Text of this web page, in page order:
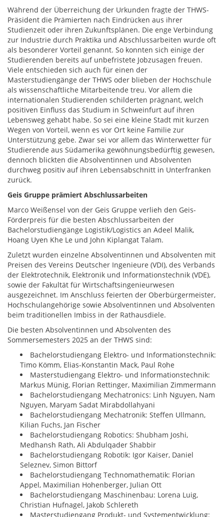
Während der Überreichung der Urkunden fragte der THWS-
Präsident die Prämierten nach Eindrücken aus ihrer
Studienzeit oder ihren Zukunftsplänen. Die enge Verbindung
zur Industrie durch Praktika und Abschlussarbeiten wurde oft
als besonderer Vorteil genannt. So konnten sich einige der
Studierenden bereits auf unbefristete Jobzusagen freuen.
Viele entschieden sich auch für einen der
Masterstudiengänge der THWS oder blieben der Hochschule
als wissenschaftliche Mitarbeitende treu. Vor allem die
internationalen Studierenden schilderten prägnant, welch
positiven Einfluss das Studium in Schweinfurt auf ihren
Lebensweg gehabt habe. So sei eine kleine Stadt mit kurzen
Wegen von Vorteil, wenn es vor Ort keine Familie zur
Unterstützung gebe. Zwar sei vor allem das Winterwetter für
Studierende aus Südamerika gewöhnungsbedürftig gewesen,
dennoch blickten die Absolventinnen und Absolventen
durchweg positiv auf ihren Lebensabschnitt in Unterfranken
zurück.
Geis Gruppe prämiert Abschlussarbeiten
Marco Weißensel von der Geis Gruppe verlieh den Geis-
Förderpreis für die besten Abschlussarbeiten der
Bachelorstudiengänge Logistik/Logistics an Adeel Malik,
Hoang Uyen Khe Le und John Kiplangat Talam.
Zuletzt wurden einzelne Absolventinnen und Absolventen mit
Preisen des Vereins Deutscher Ingenieure (VDI), des Verbands
der Elektrotechnik, Elektronik und Informationstechnik (VDE),
sowie der Fakultät für Wirtschaftsingenieurwesen
ausgezeichnet. Im Anschluss feierten der Oberbürgermeister,
Hochschulangehörige sowie Absolventinnen und Absolventen
beim traditionellen Imbiss in der Rathausdiele.
Die besten Absolventinnen und Absolventen des
Sommersemesters 2025 an der THWS sind:
Bachelorstudiengang Elektro- und Informationstechnik:
Timo Kömm, Elias-Konstantin Mack, Paul Rohe
Masterstudiengang Elektro- und Informationstechnik:
Markus Münig, Florian Rettinger, Maximilian Zimmermann
Bachelorstudiengang Mechatronics: Linh Nguyen, Nam
Nguyen, Maryam Sadat Mirabdollahyani
Bachelorstudiengang Mechatronik: Steffen Ullmann,
Kilian Fuchs, Jan Fischer
Bachelorstudiengang Robotics: Shubham Joshi,
Medhansh Rath, Ali Abdulqader Shabbir
Bachelorstudiengang Robotik: Igor Kaiser, Daniel
Seleznev, Simon Bittorf
Bachelorstudiengang Technomathematik: Florian
Appel, Maximilian Hohenberger, Julian Ott
Bachelorstudiengang Maschinenbau: Lorena Luig,
Christian Hufnagel, Jakob Schlereth
Masterstudiengang Produkt- und Systementwicklung: